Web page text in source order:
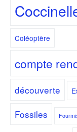
Coléoptère
compte
découverte
Fossiles